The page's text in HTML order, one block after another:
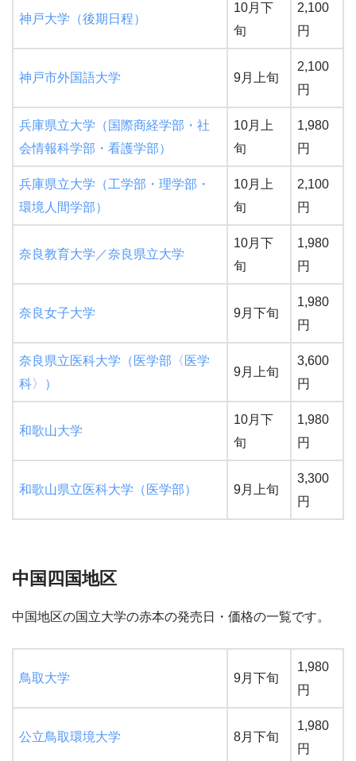
神戸大学（後期日程）
10月下
旬
2,100
円
神戸市外国語大学 9月上旬
2,100
円
兵庫県立大学（国際商経学部・社
会情報科学部・看護学部）
10月上
旬
1,980
円
兵庫県立大学（工学部・理学部・
環境人間学部）
10月上
旬
2,100
円
奈良教育大学／奈良県立大学
10月下
旬
1,980
円
奈良女子大学 9月下旬
1,980
円
奈良県立医科大学（医学部〈医学
科〉）
9月上旬
3,600
円
和歌山大学
10月下
旬
1,980
円
和歌山県立医科大学（医学部） 9月上旬
3,300
円
中国四国地区
中国地区の国立大学の赤本の発売日・価格の一覧です。
鳥取大学 9月下旬
1,980
円
公立鳥取環境大学 8月下旬
1,980
円